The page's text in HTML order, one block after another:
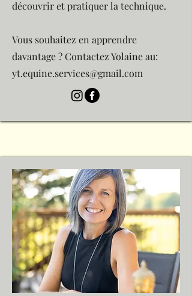
découvrir et pratiquer la technique.
Vous souhaitez en apprendre
davantage ? Contactez Yolaine au:
yt.equine.services@gmail.com